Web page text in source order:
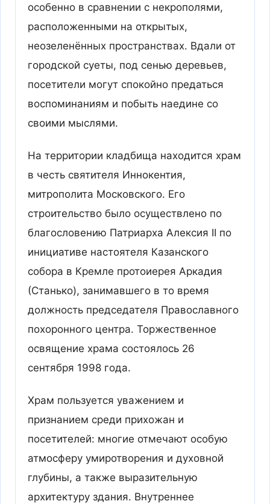
особенно в сравнении с некрополями,
расположенными на открытых,
неозеленённых пространствах. Вдали от
городской суеты, под сенью деревьев,
посетители могут спокойно предаться
воспоминаниям и побыть наедине со
своими мыслями.
На территории кладбища находится храм
в честь святителя Иннокентия,
митрополита Московского. Его
строительство было осуществлено по
благословению Патриарха Алексия II по
инициативе настоятеля Казанского
собора в Кремле протоиерея Аркадия
(Станько), занимавшего в то время
должность председателя Православного
похоронного центра. Торжественное
освящение храма состоялось 26
сентября 1998 года.
Храм пользуется уважением и
признанием среди прихожан и
посетителей: многие отмечают особую
атмосферу умиротворения и духовной
глубины, а также выразительную
архитектуру здания. Внутреннее